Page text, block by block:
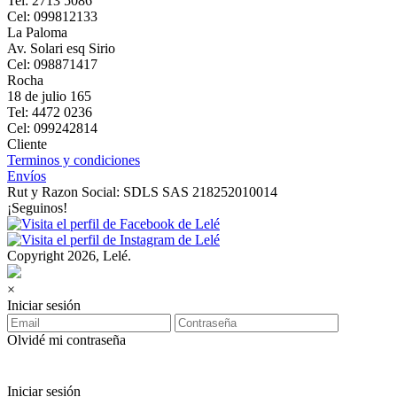
Cel: 099812133
La Paloma
Av. Solari esq Sirio
Cel: 098871417
Rocha
18 de julio 165
Tel: 4472 0236
Cel: 099242814
Cliente
Terminos y condiciones
Envíos
Rut y Razon Social: SDLS SAS 218252010014
¡Seguinos!
Copyright 2026, Lelé.
×
Iniciar sesión
Olvidé mi contraseña
Iniciar sesión